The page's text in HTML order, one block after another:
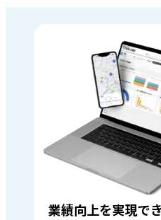
業績向上を実現で